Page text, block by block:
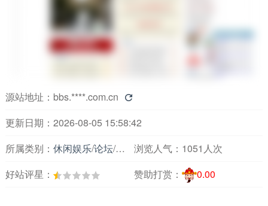
源站地址： bbs.****.com.cn 
更新日期：2026-08-05 15:58:42
所属类别： 休闲娱乐/论坛/综合论坛浏览人气： 1051人次
好站评星：
赞助打赏： 0.00